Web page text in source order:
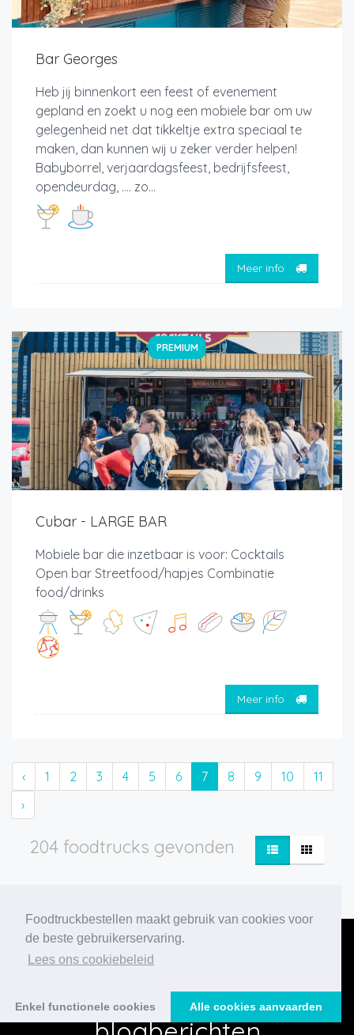
Foodtruckbestellen maakt gebruik van cookies voor
de beste gebruikerservaring.
Lees ons cookiebeleid
Enkel functionele cookies Alle cookies aanvaarden
Bar Georges
Heb jij binnenkort een feest of evenement
gepland en zoekt u nog een mobiele bar om uw
gelegenheid net dat tikkeltje extra speciaal te
maken, dan kunnen wij u zeker verder helpen!
Babyborrel, verjaardagsfeest, bedrijfsfeest,
opendeurdag, …. zo...
Meer info
PREMIUM
Cubar - LARGE BAR
Mobiele bar die inzetbaar is voor: Cocktails
Open bar Streetfood/hapjes Combinatie
food/drinks
Meer info
‹ 1 2 3 4 5 6 7 8 9 10
11
›
204 foodtrucks gevonden
Onze nieuwste